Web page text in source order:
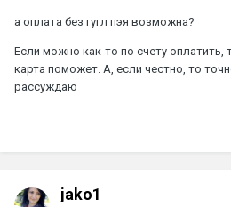
а оплата без гугл пэя возможна?
Если можно как-то по счету оплатить,
карта поможет. А, если честно, то
рассуждаю
jako1